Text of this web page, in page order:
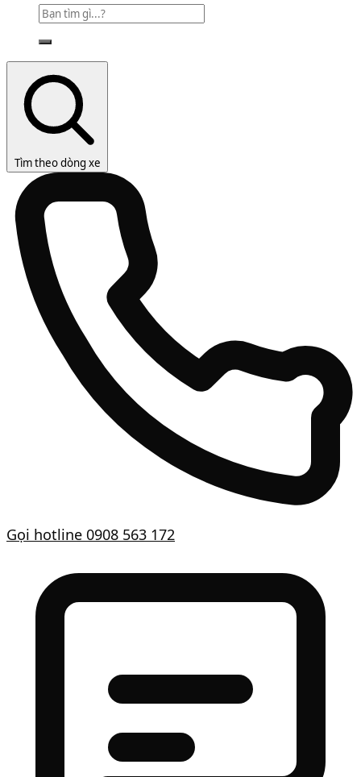
Tìm theo dòng xe
Gọi hotline 0908 563 172